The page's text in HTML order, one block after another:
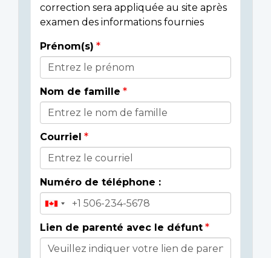
correction sera appliquée au site après
examen des informations fournies
Donor
Details
Prénom(s)
Nom de famille
Courriel
Numéro de téléphone :
Lien de parenté avec le défunt